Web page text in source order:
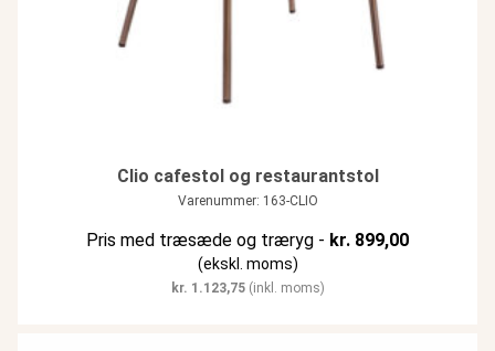
Clio cafestol og restaurantstol
Varenummer: 163-CLIO
Pris med træsæde og træryg - kr. 899,00
(ekskl. moms)
kr. 1.123,75(inkl. moms)